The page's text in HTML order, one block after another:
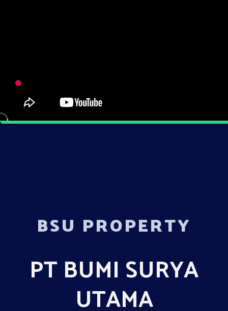
BSU PROPERTY
PT BUMI SURYA
UTAMA